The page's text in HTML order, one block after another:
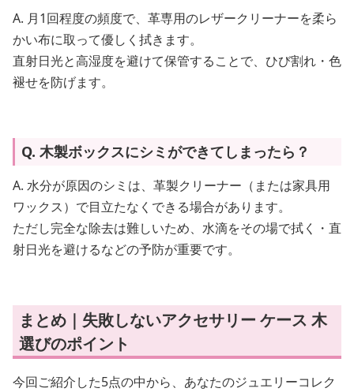
A. 月1回程度の頻度で、革専用のレザークリーナーを柔ら
かい布に取って優しく拭きます。
直射日光と高湿度を避けて保管することで、ひび割れ・色
褪せを防げます。
Q. 木製ボックスにシミができてしまったら？
A. 水分が原因のシミは、革製クリーナー（または家具用
ワックス）で目立たなくできる場合があります。
ただし完全な除去は難しいため、水滴をその場で拭く・直
射日光を避けるなどの予防が重要です。
まとめ｜失敗しないアクセサリー ケース 木
選びのポイント
今回ご紹介した5点の中から、あなたのジュエリーコレク